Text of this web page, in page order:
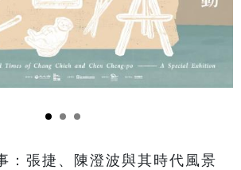
：張捷、陳澄波與其時代風景